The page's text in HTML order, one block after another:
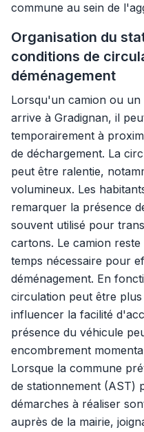
commune au sein de
Organisation du
conditions de
déménagement
Lorsqu'un camion ou un
arrive à Gradignan, il
temporairement à
de déchargement. La
peut être ralentie,
volumineux. Les
remarquer la présence
souvent utilisé pour
cartons. Le camion
temps nécessaire pour
déménagement. En
circulation peut être
influencer la facilité
présence du véhicule
encombrement
Lorsque la commune
de stationnement (AST)
démarches à réaliser
auprès de la mairie,